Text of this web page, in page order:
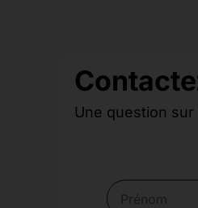
Une question sur